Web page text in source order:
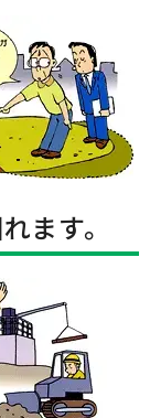
ます。